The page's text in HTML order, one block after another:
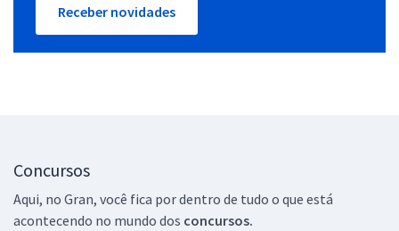
Receber novidades
Concursos
Aqui, no Gran, você fica por dentro de tudo o que está
acontecendo no mundo dos concursos.